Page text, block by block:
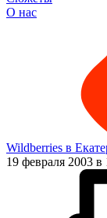
О нас
Wildberries в
19 февраля 2003 в